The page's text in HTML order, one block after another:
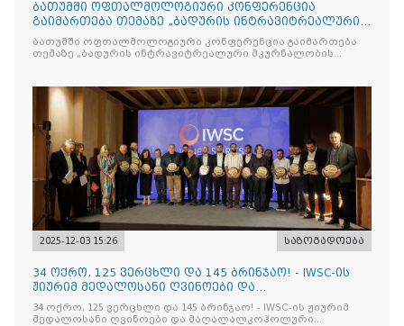
ბათუმში ოფთალმოლოგიური კონფერენცია
გაიმართება თემაზე „ბადურის ინტრავიტრეალური
მკურნალობის ოპტიმიზაცი
ბათუმში ოფთალმოლოგიური კონფერენცია გაიმართება
თემაზე „ბადურის ინტრავიტრეალური მკურნალობის
2025-12-03 15:26 საზოგადოება
34 ოქრო, 125 ვერცხლი და 145 ბრინჯაო! - IWSC-ის
ჟიურიმ მედალოსანი ღვინოები და
მაღალალკოჰოლური სასმელე
34 ოქრო, 125 ვერცხლი და 145 ბრინჯაო! - IWSC-ის ჟიურიმ
მედალოსანი ღვინოები და მაღალალკოჰოლური